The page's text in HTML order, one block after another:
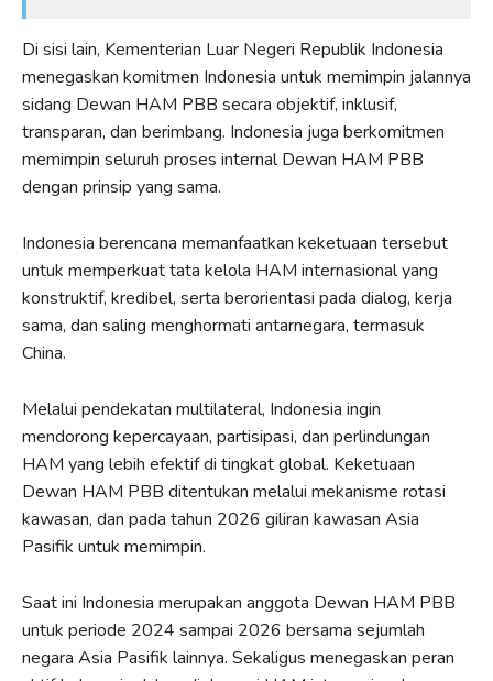
Di sisi lain, Kementerian Luar Negeri Republik Indonesia
menegaskan komitmen Indonesia untuk memimpin jalannya
sidang Dewan HAM PBB secara objektif, inklusif,
transparan, dan berimbang. Indonesia juga berkomitmen
memimpin seluruh proses internal Dewan HAM PBB
dengan prinsip yang sama.
Indonesia berencana memanfaatkan keketuaan tersebut
untuk memperkuat tata kelola HAM internasional yang
konstruktif, kredibel, serta berorientasi pada dialog, kerja
sama, dan saling menghormati antarnegara, termasuk
China.
Melalui pendekatan multilateral, Indonesia ingin
mendorong kepercayaan, partisipasi, dan perlindungan
HAM yang lebih efektif di tingkat global. Keketuaan
Dewan HAM PBB ditentukan melalui mekanisme rotasi
kawasan, dan pada tahun 2026 giliran kawasan Asia
Pasifik untuk memimpin.
Saat ini Indonesia merupakan anggota Dewan HAM PBB
untuk periode 2024 sampai 2026 bersama sejumlah
negara Asia Pasifik lainnya. Sekaligus menegaskan peran